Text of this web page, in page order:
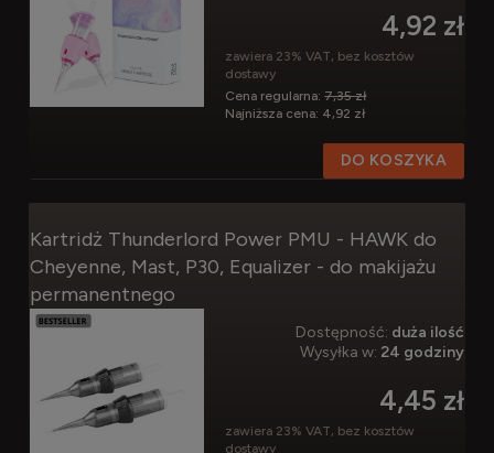
4,92 zł
zawiera 23% VAT, bez kosztów
dostawy
Cena regularna:7,35 zł
Najniższa cena: 4,92 zł
DO KOSZYKA
Kartridż Thunderlord Power PMU - HAWK do
Cheyenne, Mast, P30, Equalizer - do makijażu
permanentnego
Dostępność: duża ilość
Wysyłka w: 24 godziny
4,45 zł
zawiera 23% VAT, bez kosztów
dostawy